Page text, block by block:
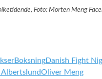
Foto: Morten Meng
BoksningDanish Fight
Oliver Meng